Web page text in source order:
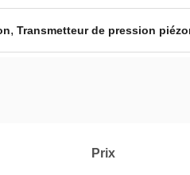
, Transmetteur de pression
Prix